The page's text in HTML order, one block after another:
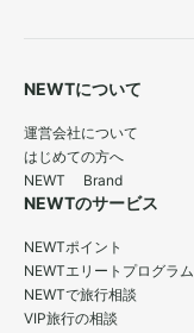
NEWTについて
運営会社について
はじめての方へ
NEWT Brand
NEWTのサービス
NEWTポイント
NEWTエリートプログラム
NEWTで旅行相談
VIP旅行の相談